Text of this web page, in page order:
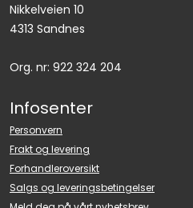
Nikkelveien 10
4313 Sandnes
Org. nr: 922 324 204
Infosenter
Personvern
Frakt og levering
Forhandleroversikt
Salgs og leveringsbetingelser